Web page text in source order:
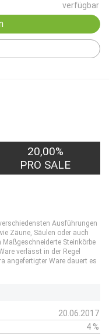
verfügbar
2,50€
PRO LEAD
20,00%
PRO SALE
Ausführungen
Zäune, Säulen oder auch
Steinkörbe
verlässt in der Regel
angefertigter Ware dauert es
20.06.2017
4 %